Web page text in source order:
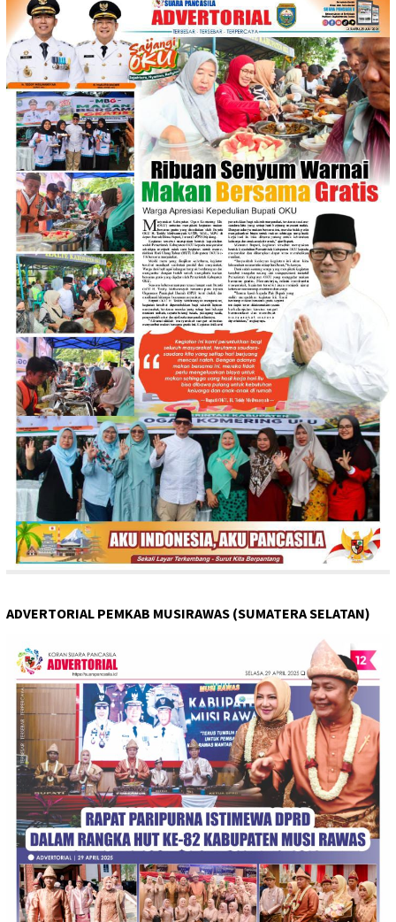
ADVERTORIAL PEMKAB MUSIRAWAS (SUMATERA SELATAN)